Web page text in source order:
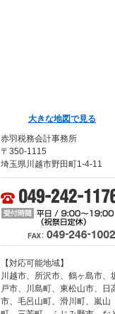
大きな地図で見る
赤羽税務会計事務所
〒350-1115
埼玉県川越市野田町1-4-11
【対応可能地域】
川越市、所沢市、鶴ヶ島市、
戸市、川島町、東松山市、日
市、毛呂山町、滑川町、嵐山